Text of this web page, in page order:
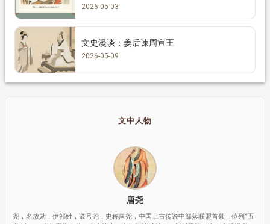
2026-05-03
文史漫谈：姜后谏周宣王
2026-05-09
文中人物
唐尧
尧，名放勋，伊祁姓，谥号尧，史称唐尧，中国上古传说中部落联盟首领，位列“五